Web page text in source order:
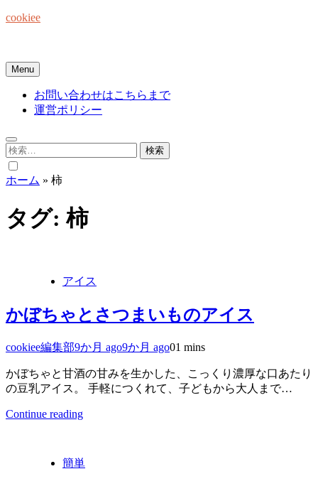
Skip
cookiee
Menu
お問い合わせはこちらまで
運営ポリシー
検
索:
ホーム » 柿
タグ:柿
アイス
かぼちゃとさつまいものアイス
cookiee編集部9か月 ago9か月 ago01 mins
かぼちゃと甘酒の甘みを生かした、こっくり濃厚な口あたり
の豆乳アイス。 手軽につくれて、子どもから大人まで…
Continue reading
簡単